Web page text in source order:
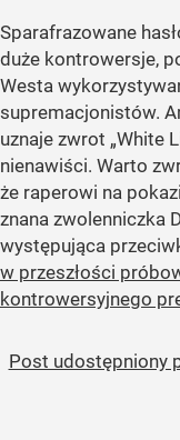
Sparafrazowane
duże kontrowersje,
Westa
supremacjonistów.
uznaje zwrot „White
nienawiści. Warto
że raperowi na
znana zwolenniczka
występująca
w przeszłości
kontrowersyjnego
Post udostępniony